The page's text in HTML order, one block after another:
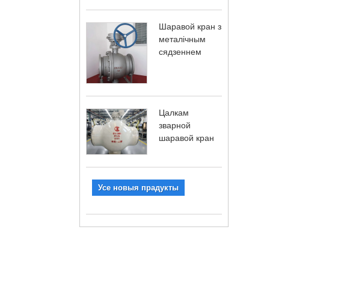
Шаравой кран з
металічным
сядзеннем
Цалкам
зварной
шаравой кран
Усе новыя прадукты